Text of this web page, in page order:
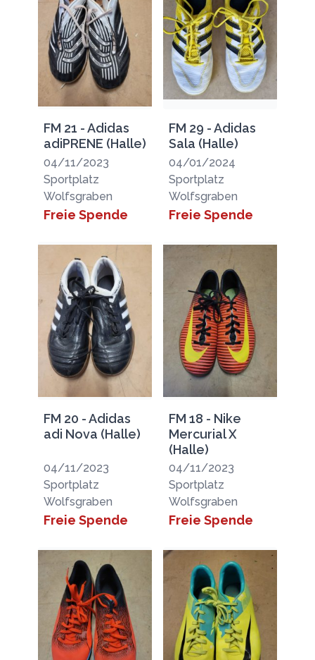
FM 21 - Adidas
adiPRENE (Halle)
04/11/2023
Sportplatz
Wolfsgraben
Freie Spende
FM 29 - Adidas
Sala (Halle)
04/01/2024
Sportplatz
Wolfsgraben
Freie Spende
FM 20 - Adidas
adi Nova (Halle)
04/11/2023
Sportplatz
Wolfsgraben
Freie Spende
FM 18 - Nike
Mercurial X
(Halle)
04/11/2023
Sportplatz
Wolfsgraben
Freie Spende